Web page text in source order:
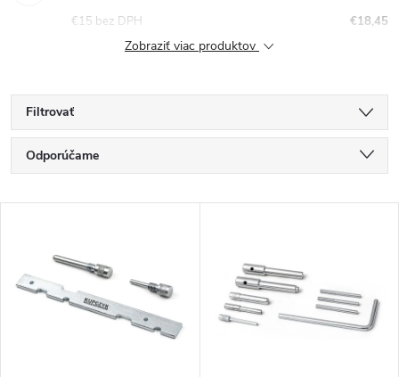
€18,45
€15 bez DPH
Zobraziť viac produktov
Filtrovať
R
a
e
Odporúčame
Najpredávanejšie
Abecedne
ý